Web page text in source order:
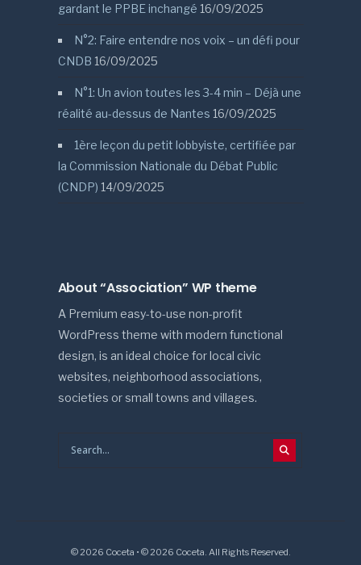
gardant le PPBE inchangé 16/09/2025
N°2: Faire entendre nos voix – un défi pour
CNDB 16/09/2025
N°1: Un avion toutes les 3-4 min – Déjà une
réalité au-dessus de Nantes 16/09/2025
1ère leçon du petit lobbyiste, certifiée par
la Commission Nationale du Débat Public
(CNDP) 14/09/2025
About “Association” WP theme
A Premium easy-to-use non-profit
WordPress theme with modern functional
design, is an ideal choice for local civic
websites, neighborhood associations,
societies or small towns and villages.
© 2026 Coceta • © 2026 Coceta. All Rights Reserved.